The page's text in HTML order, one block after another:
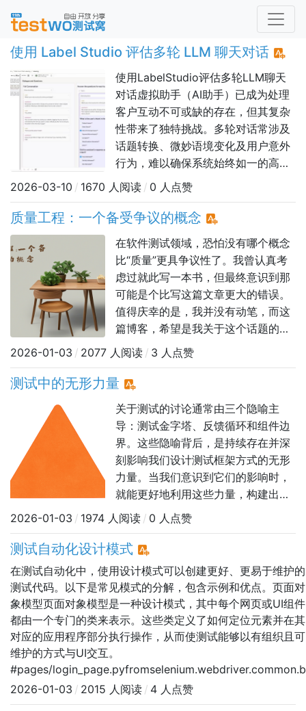
使用 Label Studio 评估多轮 LLM 聊天对话
使用LabelStudio评估多轮LLM聊天
对话虚拟助手（AI助手）已成为处理
客户互动不可或缺的存在，但其复杂
性带来了独特挑战。多轮对话常涉及
话题转换、微妙语境变化及用户意外
行为，难以确保系统始终如一的高效
表现。要改进这些系统，我们需要明
确其不足之处——而这始于结构化评
估与人类反馈。评估虚拟助手最有效
将对话分解为独立轮次，我们可以详
细分析每次交互，从而发现诸如意图
识
2026-03-10 / 1670 人阅读 / 0 人点赞
质量工程：一个备受争议的概念
在软件测试领域，恐怕没有哪个概念
比“质量”更具争议性了。我曾认真考
虑过就此写一本书，但最终意识到那
可能是个比写这篇文章更大的错误。
值得庆幸的是，我并没有动笔，而这
篇博客，希望是我关于这个话题的最
后一篇文章。下面，我想提出一个关
于质量的思考模型。质量=工程化+体
验化上周，我在LinkedIn上发表了一
程”是可行的。这篇文章旨在更详细地
阐述我的立场。你可以不同意，但请
2026-01-03 / 2077 人阅读 / 3 人点赞
测试中的无形力量
关于测试的讨论通常由三个隐喻主
导：测试金字塔、反馈循环和组件边
界。这些隐喻背后，是持续存在并深
刻影响我们设计测试框架方式的无形
力量。当我们意识到它们的影响时，
就能更好地利用这些力量，构建出适
合特定应用程序、组织和具体情境的
测试框架。本文将简要介绍每个隐
喻、它们所代表的力量，以及我们在
设计测试框架时如何驾驭这些力量。
测试金字塔测试金字塔代表了信心与
成本之间的张力。更大规模的测试
（如端到端测试）能提供
2026-01-03 / 1974 人阅读 / 0 人点赞
测试自动化设计模式
在测试自动化中，使用设计模式可以创建更好、更易于维护的
测试代码。以下是常见模式的分解，包含示例和优点。页面对
象模型页面对象模型是一种设计模式，其中每个网页或UI组件
都由一个专门的类来表示。这些类定义了如何定位元素并在其
对应的应用程序部分执行操作，从而使测试能够以有组织且可
维护的方式与UI交互。
#pages/
2026-01-03 / 2015 人阅读 / 4 人点赞